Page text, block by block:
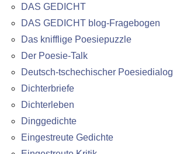
DAS GEDICHT
DAS GEDICHT blog-Fragebogen
Das knifflige Poesiepuzzle
Der Poesie-Talk
Deutsch-tschechischer Poesiedialog
Dichterbriefe
Dichterleben
Dinggedichte
Eingestreute Gedichte